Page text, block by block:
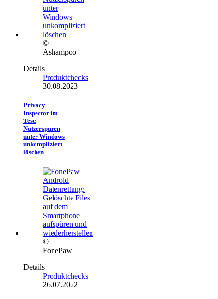
©
Ashampoo
Details
Produktchecks
30.08.2023
Privacy
Inspector im
Test:
Nutzerspuren
unter Windows
unkompliziert
löschen
©
FonePaw
Details
Produktchecks
26.07.2022